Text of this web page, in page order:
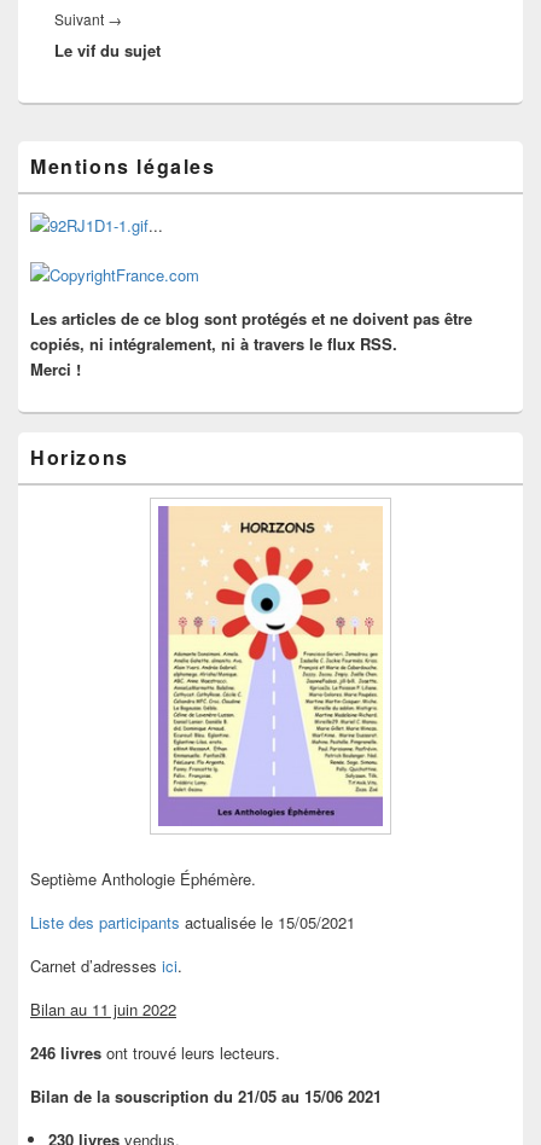
Suivant →
suivant :
Le vif du sujet
principale
de
widget
pour
barre
Mentions légales
...
Les articles de ce blog sont protégés et ne doivent pas être
copiés, ni intégralement, ni à travers le flux RSS.
Merci !
Horizons
Septième Anthologie Éphémère.
Liste des participants actualisée le 15/05/2021
Carnet d’adresses ici.
Bilan au 11 juin 2022
246 livres ont trouvé leurs lecteurs.
Bilan de la souscription du 21/05 au 15/06 2021
230 livres vendus.